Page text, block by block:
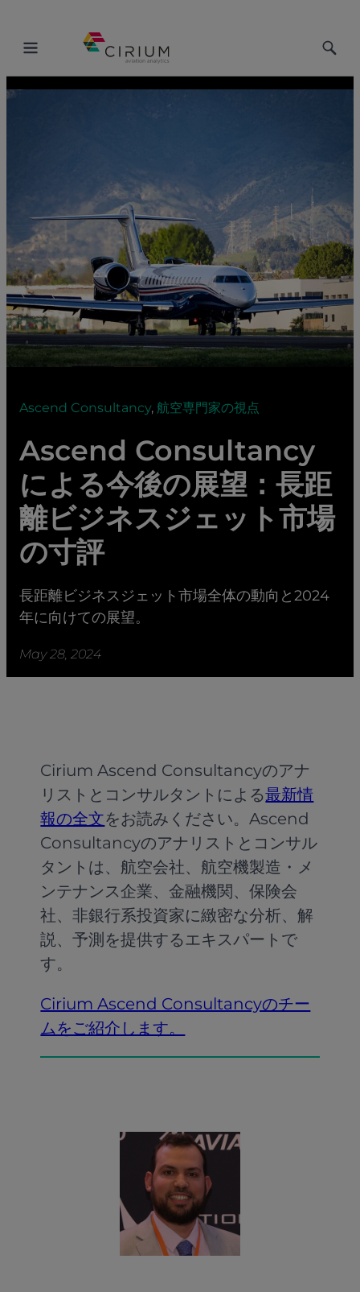
Ascend Consultancy, 航空専門家の視点
Ascend Consultancy
による今後の展望：長距
離ビジネスジェット市場
の寸評
長距離ビジネスジェット市場全体の動向と2024
年に向けての展望。
May 28, 2024
Cirium Ascend Consultancyのアナ
リストとコンサルタントによる最新情
報の全文をお読みください。Ascend
Consultancyのアナリストとコンサル
タントは、航空会社、航空機製造・メ
ンテナンス企業、金融機関、保険会
社、非銀行系投資家に緻密な分析、解
説、予測を提供するエキスパートで
す。
Cirium Ascend Consultancyのチー
ムをご紹介します。